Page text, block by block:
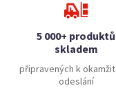
5 000+ produktů
skladem
připravených k
odeslání